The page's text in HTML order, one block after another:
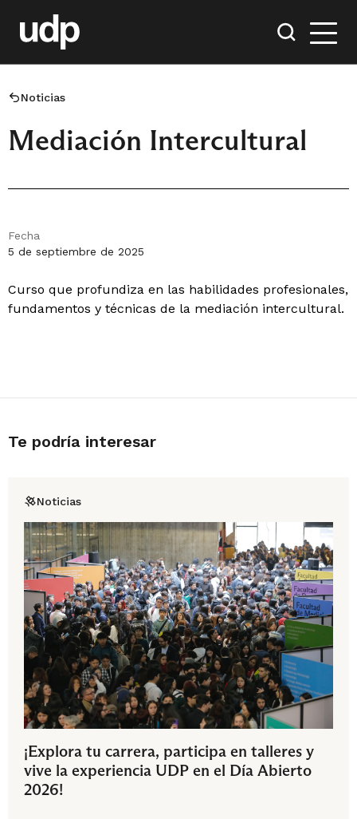
Noticias
Mediación Intercultural
Fecha
5 de septiembre de 2025
Curso que profundiza en las habilidades profesionales,
fundamentos y técnicas de la mediación intercultural.
Te podría interesar
Noticias
¡Explora tu carrera, participa en talleres y
vive la experiencia UDP en el Día Abierto
2026!